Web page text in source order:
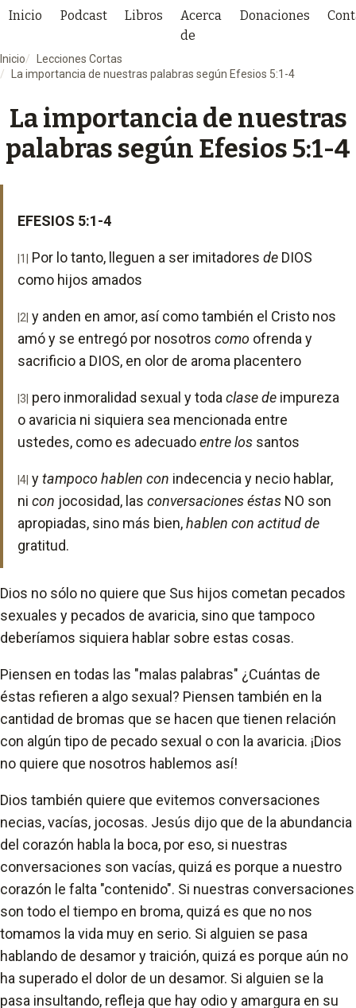
Inicio Podcast Libros
Acerca
de
Donaciones
Inicio
Lecciones Cortas
La importancia de nuestras palabras según Efesios 5:1-4
La importancia de nuestras
palabras según Efesios 5:1-4
EFESIOS 5:1-4
|1| Por lo tanto, lleguen a ser imitadoresde DIOS
como hijos amados
|2| y anden en amor, así como también el Cristo nos
amó y se entregó por nosotroscomo ofrenda y
sacrificio a DIOS, en olor de aroma placentero
|3| pero inmoralidad sexual y todaclase de impureza
o avaricia ni siquiera sea mencionada entre
ustedes, como es adecuadoentre los santos
|4| ytampoco hablen con indecencia y necio hablar,
nicon jocosidad, lasconversaciones éstas NO son
apropiadas, sino más bien,hablen con actitud de
gratitud.
Dios no sólo no quiere que Sus hijos cometan pecados
sexuales y pecados de avaricia, sino que tampoco
deberíamos siquiera hablar sobre estas cosas.
Piensen en todas las "malas palabras" ¿Cuántas de
éstas refieren a algo sexual? Piensen también en la
cantidad de bromas que se hacen que tienen relación
con algún tipo de pecado sexual o con la avaricia. ¡Dios
no quiere que nosotros hablemos así!
Dios también quiere que evitemos conversaciones
necias, vacías, jocosas. Jesús dijo que de la abundancia
del corazón habla la boca, por eso, si nuestras
conversaciones son vacías, quizá es porque a nuestro
corazón le falta "contenido". Si nuestras conversaciones
son todo el tiempo en broma, quizá es que no nos
tomamos la vida muy en serio. Si alguien se pasa
hablando de desamor y traición, quizá es porque aún no
ha superado el dolor de un desamor. Si alguien se la
pasa insultando, refleja que hay odio y amargura en su